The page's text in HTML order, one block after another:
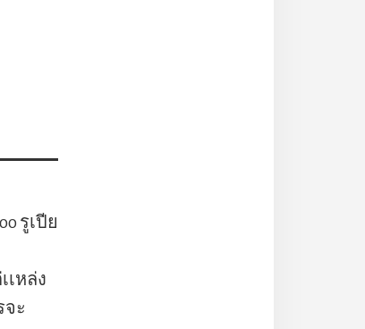
รูเปีย
เหล่ง
ะ